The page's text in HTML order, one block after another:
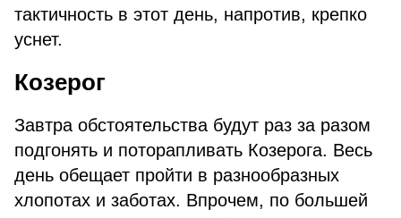
тактичность в этот день, напротив, крепко
уснет.
Козерог
Завтра обстоятельства будут раз за разом
подгонять и поторапливать Козерога. Весь
день обещает пройти в разнообразных
хлопотах и заботах. Впрочем, по большей